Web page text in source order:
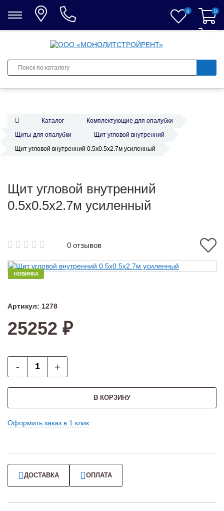
0 0
0
Каталог
Комплектующие для опалубки
Щиты для опалубки
Щит угловой внутренний
Щит угловой внутренний 0.5х0.5х2.7м усиленный
Щит угловой внутренний
0.5х0.5х2.7м усиленный
0 отзывов
НОВИНКА
Артикул: 1278
25252 ₽
- +
В КОРЗИНУ
Оформить заказ в 1 клик
ДОСТАВКА ОПЛАТА